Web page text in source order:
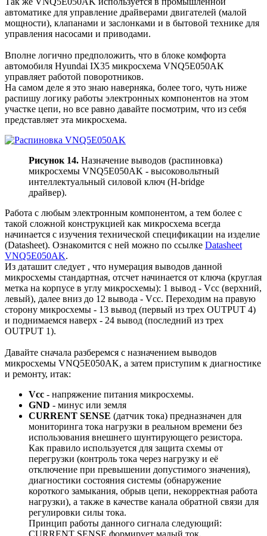
автоматике для управление драйверами двигателей (малой
мощности), клапанами и заслонками и в бытовой технике для
управления насосами и приводами.
Вполне логично предположить, что в блоке комфорта
автомобиля Hyundai IX35 микросхема VNQ5E050AK
управляет работой поворотников.
На самом деле я это знаю наверняка, более того, чуть ниже
распишу логику работы электронных компонентов на этом
участке цепи, но все равно давайте посмотрим, что из себя
представляет эта микросхема.
Рисунок 14. Назначение выводов (распиновка)
микросхемы VNQ5E050AK - высоковольтный
интеллектуальный силовой ключ (H-bridge
драйвер).
Работа с любым электронным компонентом, а тем более с
такой сложной конструкцией как микросхема всегда
начинается с изучения технической спецификации на изделие
(Datasheet). Ознакомится с ней можно по ссылке Datasheet
VNQ5E050AK.
Из даташит следует , что нумерация выводов данной
микросхемы стандартная, отсчет начинается от ключа (круглая
метка на корпусе в углу микросхемы): 1 вывод - Vcc (верхний,
левый), далее вниз до 12 вывода - Vcc. Переходим на правую
сторону микросхемы - 13 вывод (первый из трех OUTPUT 4)
и поднимаемся наверх - 24 вывод (последний из трех
OUTPUT 1).
Давайте сначала разберемся с назначением выводов
микросхемы VNQ5E050AK, а затем приступим к диагностике
и ремонту, итак:
Vcc - напряжение питания микросхемы.
GND - минус или земля
CURRENT SENSE (датчик тока) предназначен для
мониторинга тока нагрузки в реальном времени без
использования внешнего шунтирующего резистора.
Как правило используется для защита схемы от
перегрузки (контроль тока через нагрузку и её
отключение при превышении допустимого значения),
диагностики состояния системы (обнаружение
короткого замыкания, обрыв цепи, некорректная работа
нагрузки), а также в качестве канала обратной связи для
регулировки силы тока.
Принцип работы данного сигнала следующий:
CURRENT SENSE формирует малый ток,